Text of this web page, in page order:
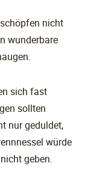
nicht
wunderbare
sich fast
sollten
nur geduldet,
würde
geben.